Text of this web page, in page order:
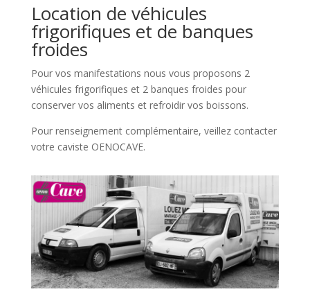
Location de véhicules
frigorifiques et de banques
froides
Pour vos manifestations nous vous proposons 2
véhicules frigorifiques et 2 banques froides pour
conserver vos aliments et refroidir vos boissons.
Pour renseignement complémentaire, veillez contacter
votre caviste OENOCAVE.